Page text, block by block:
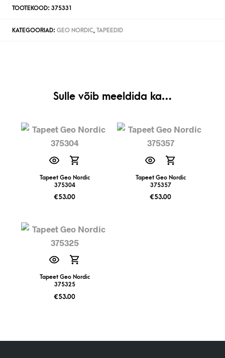
TOOTEKOOD: 375331
KATEGOORIAD: GEO NORDIC, TAPEEDID
Sulle võib meeldida ka…
Tapeet Geo Nordic
375304
€53.00
Tapeet Geo Nordic
375357
€53.00
Tapeet Geo Nordic
375325
€53.00